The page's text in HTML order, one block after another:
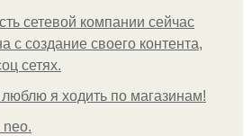
сетевой компании сейчас
с создание своего контента,
сетях.
я ходить по магазинам!
neo.